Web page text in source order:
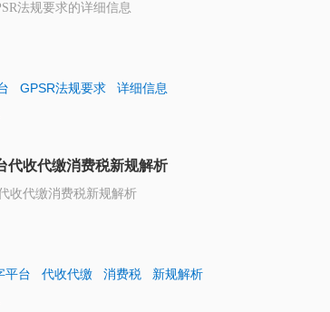
法规要求的详细信息
GPSR法规要求
详细信息
代收代缴消费税新规解析
收代缴消费税新规解析
平台 代收代缴 消费税
新规解析